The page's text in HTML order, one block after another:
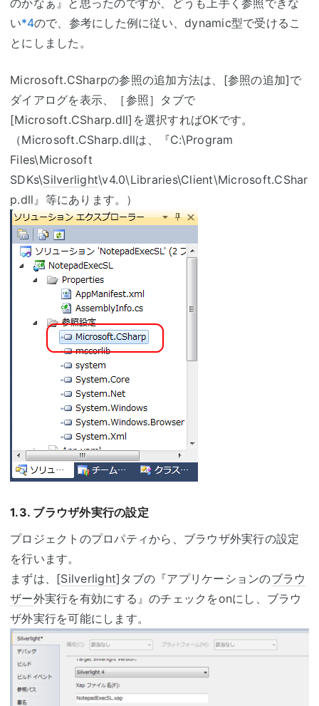
い*4ので、参考にした例に従い、dynamic型で受けるこ
とにしました。
Microsoft.CSharpの参照の追加方法は、[参照の追加]で
ダイアログを表示、［参照］タブで
[Microsoft.CSharp.dll]を選択すればOKです。
（Microsoft.CSharp.dllは、『C:\Program
Files\Microsoft
SDKs\Silverlight\v4.0\Libraries\Client\Microsoft.CShar
p.dll』等にあります。）
1.3. ブラウザ外実行の設定
プロジェクトのプロパティから、ブラウザ外実行の設定
を行います。
まずは、[Silverlight]タブの『アプリケーションのブラウ
ザー外実行を有効にする』のチェックをonにし、ブラウ
ザ外実行を可能にします。